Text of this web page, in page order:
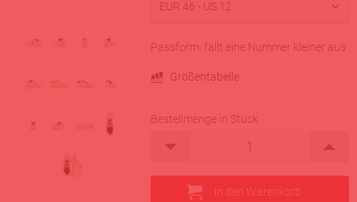
Passform: fällt eine Nummer kleiner aus
Größentabelle
Bestellmenge in Stück